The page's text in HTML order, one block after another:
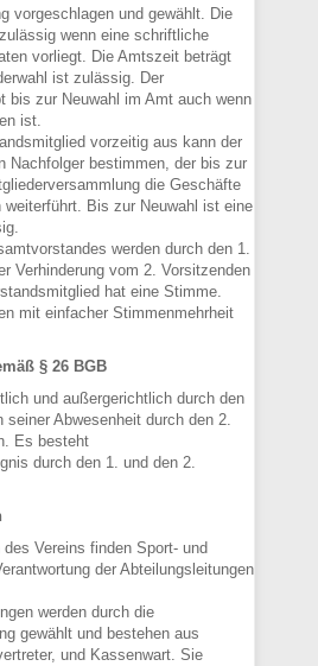
vorgeschlagen und gewählt. Die
wenn eine schriftliche
vorliegt. Die Amtszeit beträgt
ist zulässig. Der
bis zur Neuwahl im Amt auch wenn
ist.
vorzeitig aus kann der
Nachfolger bestimmen, der bis zur
die Geschäfte
weiterführt. Bis zur Neuwahl ist eine
werden durch den 1.
Verhinderung vom 2. Vorsitzenden
hat eine Stimme.
mit einfacher Stimmenmehrheit
§ 26 BGB
und außergerichtlich durch den
seiner Abwesenheit durch den 2.
Es besteht
durch den 1. und den 2.
Vereins finden Sport- und
der Abteilungsleitungen
werden durch die
gewählt und bestehen aus
und Kassenwart. Sie